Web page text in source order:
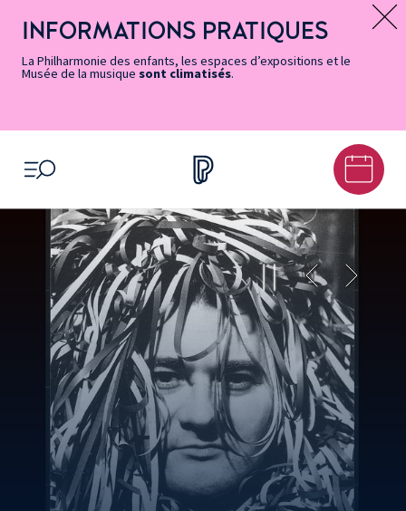
page
Accessibilité
accès
rapides
principal
contenu
principal
page
Message d’information
INFORMATIONS PRATIQUES
La Philharmonie des enfants, les espaces d’expositions et le
Musée de la musique sont climatisés.
OUVRIR LE MENU